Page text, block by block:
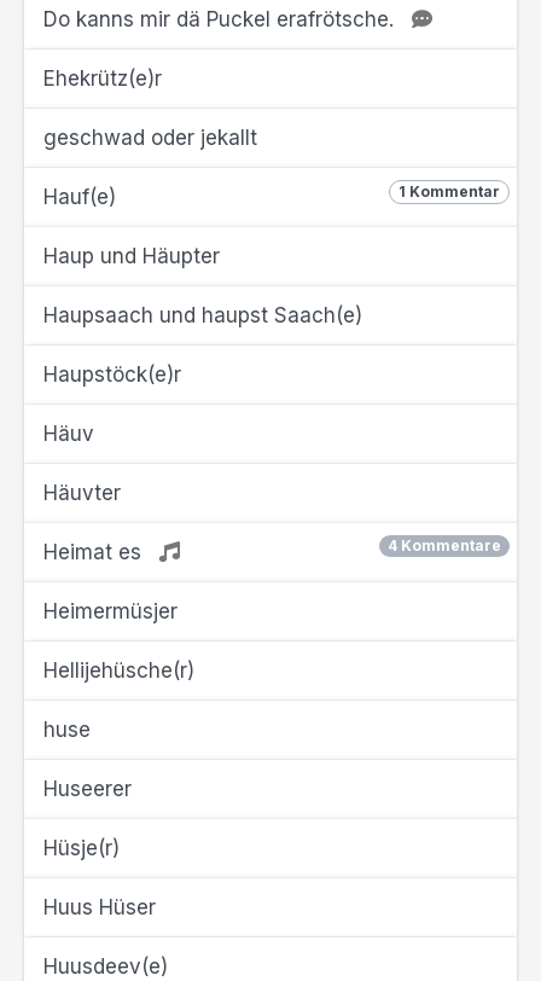
Do kanns mir dä Puckel erafrötsche.
Ehekrütz(e)r
geschwad oder jekallt
1 Kommentar
Hauf(e)
Haup und Häupter
Haupsaach und haupst Saach(e)
Haupstöck(e)r
Häuv
Häuvter
4 Kommentare
Heimat es
Heimermüsjer
Hellijehüsche(r)
huse
Huseerer
Hüsje(r)
Huus Hüser
Huusdeev(e)